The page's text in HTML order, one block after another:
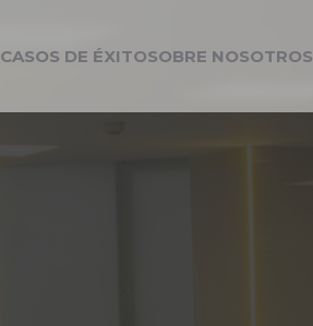
CASOS DE ÉXITOSOBRE NOSOTROS